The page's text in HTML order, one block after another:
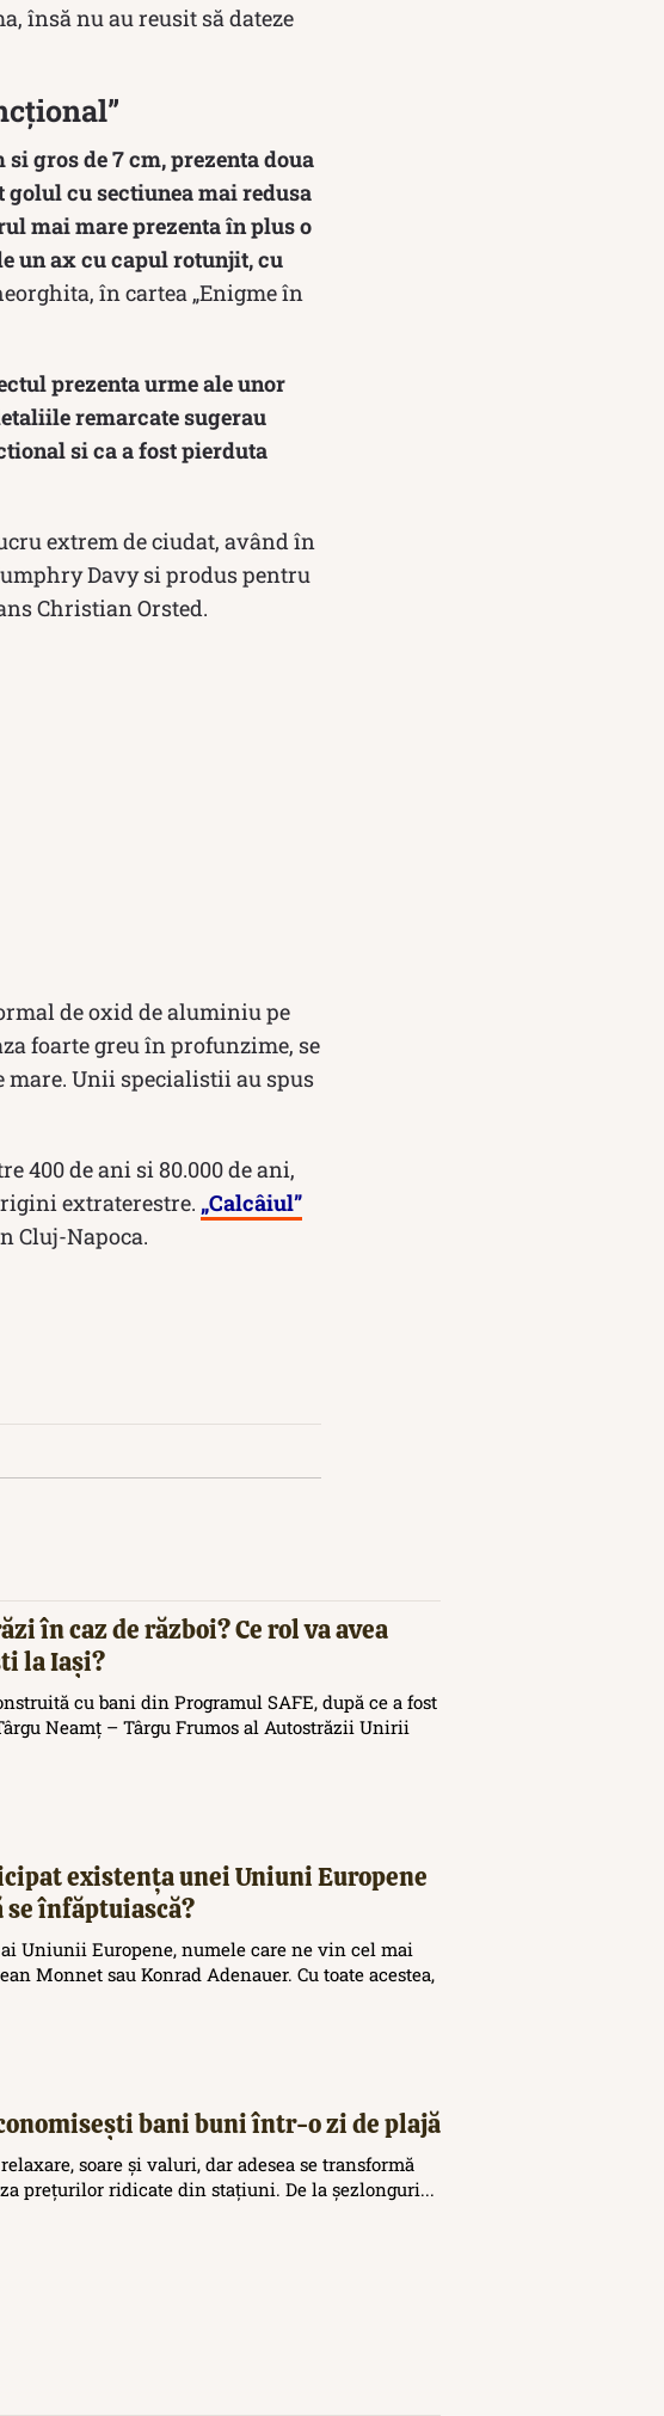
însă nu au reusit să dateze
gros de 7 cm, prezenta doua
cu sectiunea mai redusa
mai mare prezenta în plus o
un ax cu capul rotunjit, cu
în cartea „Enigme în
prezenta urme ale unor
remarcate sugerau
si ca a fost pierduta
extrem de ciudat, având în
Davy si produs pentru
Christian Orsted.
de oxid de aluminiu pe
foarte greu în profunzime, se
mare. Unii specialistii au spus
400 de ani si 80.000 de ani,
extraterestre. „Calcâiul”
Cluj-Napoca.
în caz de război? Ce rol va avea
la Iași?
cu bani din Programul SAFE, după ce a fost
Neamț – Târgu Frumos al Autostrăzii Unirii
existența unei Uniuni Europene
se înfăptuiască?
Uniunii Europene, numele care ne vin cel mai
Monnet sau Konrad Adenauer. Cu toate acestea,
bani buni într-o zi de plajă
soare și valuri, dar adesea se transformă
prețurilor ridicate din stațiuni. De la șezlonguri...